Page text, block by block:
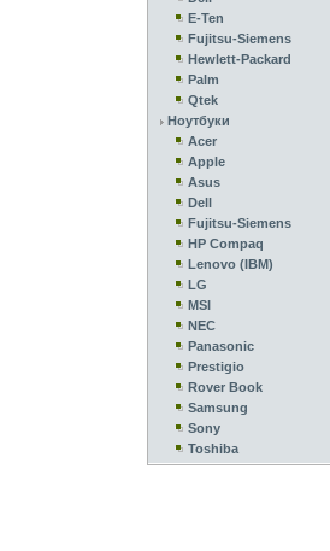
E-Ten
Fujitsu-Siemens
Hewlett-Packard
Palm
Qtek
Ноутбуки
Acer
Apple
Asus
Dell
Fujitsu-Siemens
HP Compaq
Lenovo (IBM)
LG
MSI
NEC
Panasonic
Prestigio
Rover Book
Samsung
Sony
Toshiba